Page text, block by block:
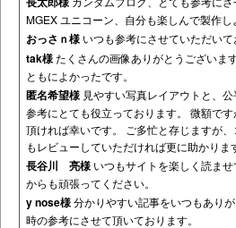
MGEX ユニコーン、自分も楽しんで製作
おっさｎ様 いつも参考にさせていただい
tak様たくさんの画像ありがとうございま
ともによかったです。
匿名希望様 見やすい写真レイアウトと、
参考にとても役立っております。 微額で
頂ければ幸いです。 ご多忙と存じますが
もレビューしていただければ更に助かりま
長谷川 亮様 いつもサイトを楽しく読ま
からも頑張ってください。
y nose様分かりやすい記事をいつもあり
時の参考にさせて頂いております。